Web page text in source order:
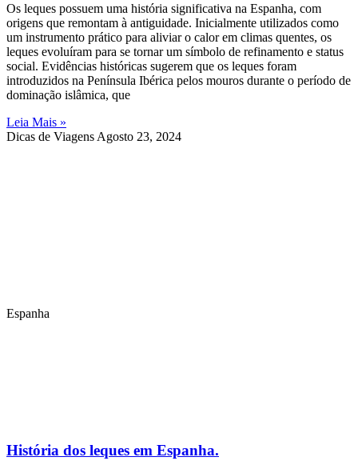
Os leques possuem uma história significativa na Espanha, com
origens que remontam à antiguidade. Inicialmente utilizados como
um instrumento prático para aliviar o calor em climas quentes, os
leques evoluíram para se tornar um símbolo de refinamento e status
social. Evidências históricas sugerem que os leques foram
introduzidos na Península Ibérica pelos mouros durante o período de
dominação islâmica, que
Leia Mais »
Dicas de Viagens Agosto 23, 2024
Espanha
História dos leques em Espanha.